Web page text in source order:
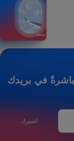
في بريدك
اشترك